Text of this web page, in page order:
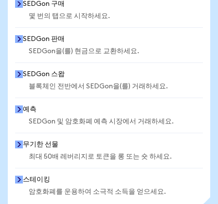
SEDGon 구매
몇 번의 탭으로 시작하세요.
SEDGon 판매
SEDGon을(를) 현금으로 교환하세요.
SEDGon 스왑
블록체인 전반에서 SEDGon을(를) 거래하세요.
예측
SEDGon 및 암호화폐 예측 시장에서 거래하세요.
무기한 선물
최대 50배 레버리지로 토큰을 롱 또는 숏 하세요.
스테이킹
암호화폐를 운용하여 소극적 소득을 얻으세요.